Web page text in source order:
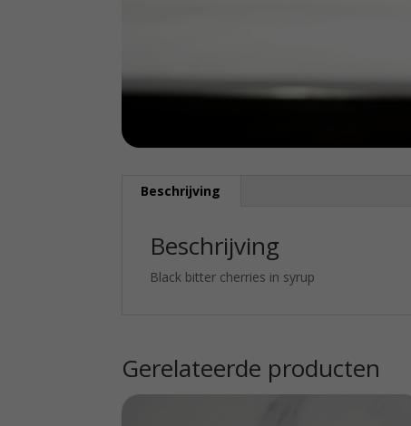
Beschrijving
Beschrijving
Black bitter cherries in syrup
Gerelateerde producten